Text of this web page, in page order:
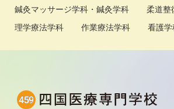
鍼灸マッサージ学科・鍼灸学科
柔道整
理学療法学科
作業療法学科 看護学